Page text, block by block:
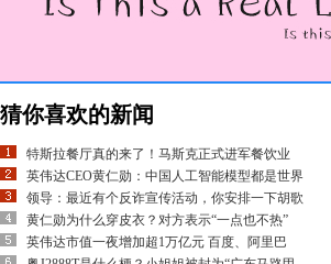
猜你喜欢的新闻
特斯拉餐厅真的来了！马斯克正式进军餐饮业
英伟达CEO黄仁勋：中国人工智能模型都是世界
领导：最近有个反诈宣传活动，你安排一下胡歌
黄仁勋为什么穿皮衣？对方表示“一点也不热”
英伟达市值一夜增加超1万亿元 百度、阿里巴